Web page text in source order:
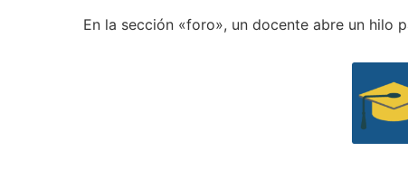
En la sección «foro», un docente abre un hilo